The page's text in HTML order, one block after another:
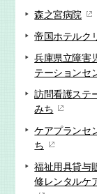
森之宮病院
帝国ホテルク
兵庫県立障害
テーションセ
訪問看護ステ
みち
ケアプランセ
ち
福祉用具貸与
修レンタルケ